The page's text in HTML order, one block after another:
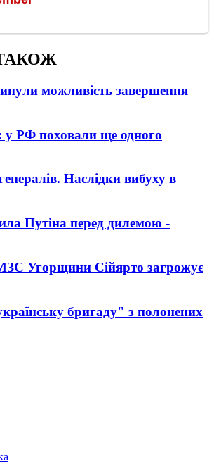
можливість завершення
у РФ поховали ще одного
Наслідки вибуху в
Путіна перед дилемою -
Угорщини Сійярто загрожує
бригаду" з полонених